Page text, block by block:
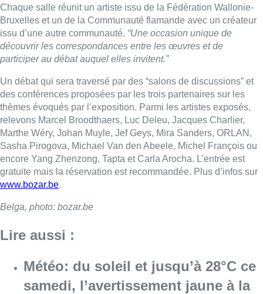
Chaque salle réunit un artiste issu de la Fédération Wallonie-
Bruxelles et un de la Communauté flamande avec un créateur
issu d’une autre communauté. “Une occasion unique de
découvrir les correspondances entre les œuvres et de
participer au débat auquel elles invitent.”
Un débat qui sera traversé par des “salons de discussions” et
des conférences proposées par les trois partenaires sur les
thèmes évoqués par l’exposition. Parmi les artistes exposés,
relevons Marcel Broodthaers, Luc Deleu, Jacques Charlier,
Marthe Wéry, Johan Muyle, Jef Geys, Mira Sanders, ORLAN,
Sasha Pirogova, Michael Van den Abeele, Michel François ou
encore Yang Zhenzong, Tapta et Carla Arocha. L’entrée est
gratuite mais la réservation est recommandée. Plus d’infos sur
www.bozar.be.
Belga, photo: bozar.be
Lire aussi :
Météo: du soleil et jusqu’à 28°C ce
samedi, l’avertissement jaune à la